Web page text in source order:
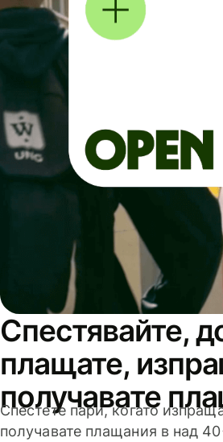
Спестявайте,
плащате,
получавате
Спестете пари, когато
получавате плащания в над